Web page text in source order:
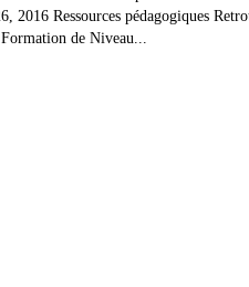
2016 Ressources pédagogiques
de Niveau...